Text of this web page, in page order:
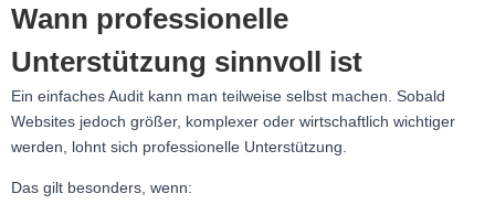
Wann professionelle
Unterstützung sinnvoll ist
Ein einfaches Audit kann man teilweise selbst machen. Sobald
Websites jedoch größer, komplexer oder wirtschaftlich wichtiger
werden, lohnt sich professionelle Unterstützung.
Das gilt besonders, wenn: